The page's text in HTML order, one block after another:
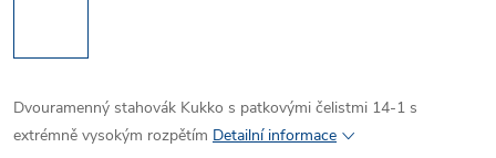
Dvouramenný stahovák Kukko s patkovými čelistmi 14-1 s
extrémně vysokým rozpětím Detailní informace